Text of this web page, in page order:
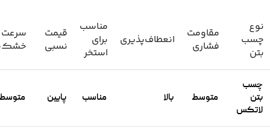
نوع
چسب
بتن
مقاومت
فشاری
انعطاف‌پذیری
مناسب
برای
استخر
قیمت
نسبی
سرعت
چسب
بتن
لاتکس
متوسط بالا مناسب پایین